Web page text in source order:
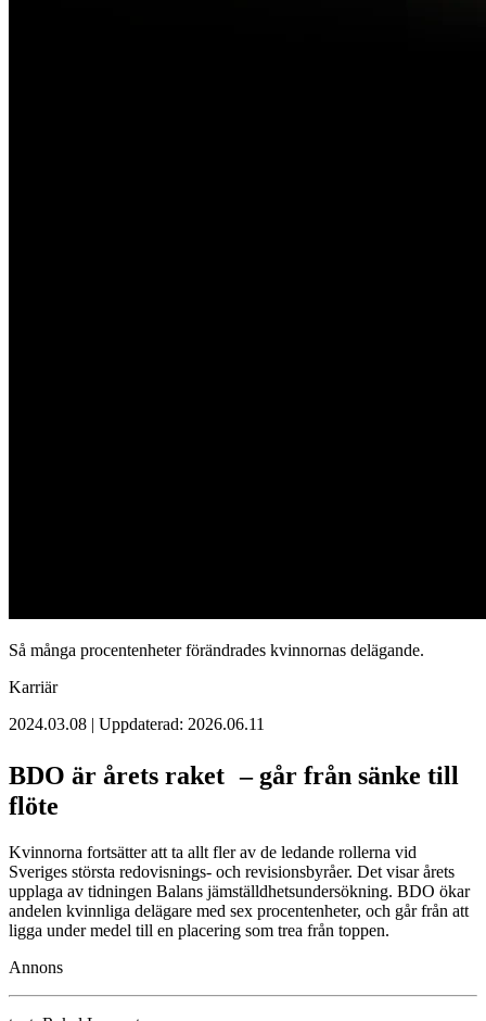
Så många procentenheter förändrades kvinnornas delägande.
Karriär
2024.03.08 | Uppdaterad: 2026.06.11
BDO är årets raket – går från sänke till
flöte
Kvinnorna fortsätter att ta allt fler av de ledande rollerna vid
Sveriges största redovisnings- och revisionsbyråer. Det visar årets
upplaga av tidningen Balans jämställdhetsundersökning. BDO ökar
andelen kvinnliga delägare med sex procentenheter, och går från att
ligga under medel till en placering som trea från toppen.
Annons